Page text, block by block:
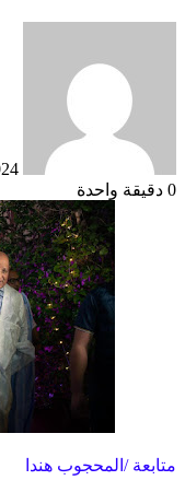
0 دقيقة واحدة
متابعة /المحجوب هندا